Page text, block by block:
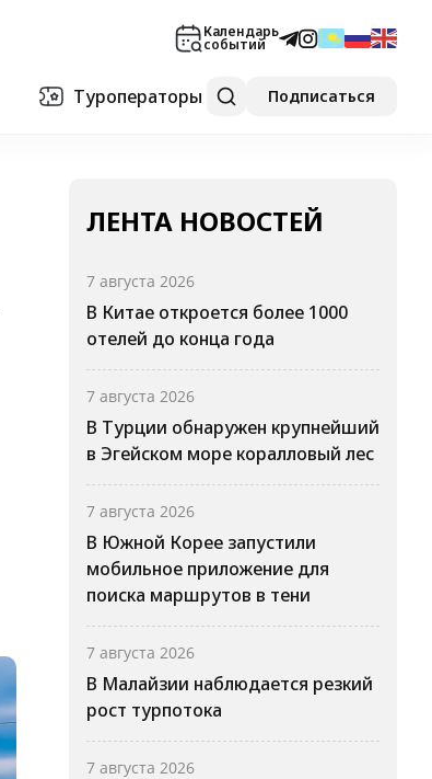
Календарь
событий
Туроператоры Подписаться
ЛЕНТА НОВОСТЕЙ
7 августа 2026
В Китае откроется более 1000
отелей до конца года
7 августа 2026
В Турции обнаружен крупнейший
в Эгейском море коралловый лес
7 августа 2026
В Южной Корее запустили
мобильное приложение для
поиска маршрутов в тени
7 августа 2026
В Малайзии наблюдается резкий
рост турпотока
7 августа 2026